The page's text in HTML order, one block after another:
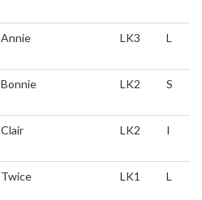
Annie LK3 L
Bonnie LK2 S
Clair LK2 I
Twice LK1 L